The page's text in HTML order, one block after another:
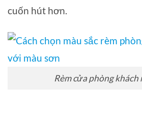
cuốn hút hơn.
Rèm cửa phòng khách